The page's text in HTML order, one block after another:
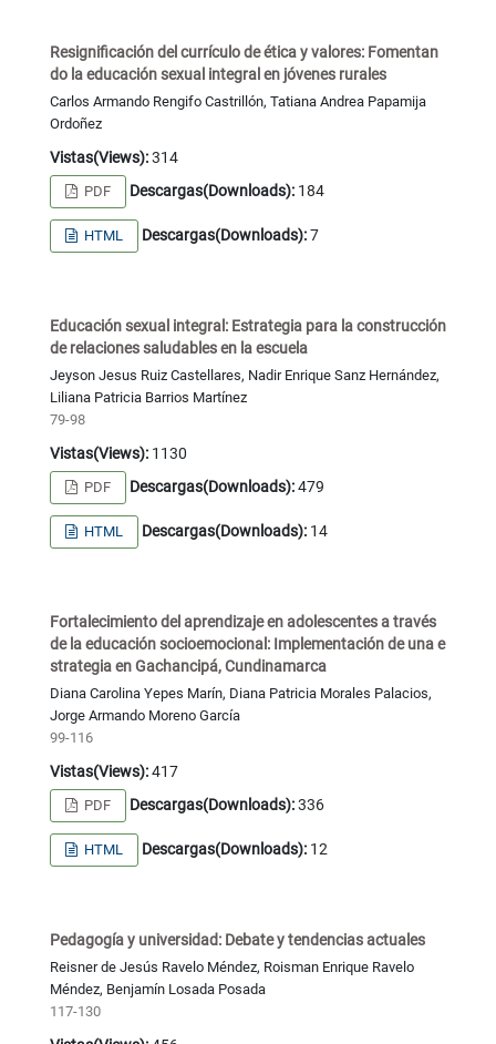
Resignificación del currículo de ética y valores: Fomentan
do la educación sexual integral en jóvenes rurales
Carlos Armando Rengifo Castrillón, Tatiana Andrea Papamija
Ordoñez
Vistas(Views):314
PDF Descargas(Downloads): 184
HTML Descargas(Downloads):7
Educación sexual integral: Estrategia para la construcción
de relaciones saludables en la escuela
Jeyson Jesus Ruiz Castellares, Nadir Enrique Sanz Hernández,
Liliana Patricia Barrios Martínez
79-98
Vistas(Views):1130
PDF Descargas(Downloads):479
HTML Descargas(Downloads): 14
Fortalecimiento del aprendizaje en adolescentes a través
de la educación socioemocional: Implementación de una e
strategia en Gachancipá, Cundinamarca
Diana Carolina Yepes Marín, Diana Patricia Morales Palacios,
Jorge Armando Moreno García
99-116
Vistas(Views):417
PDF Descargas(Downloads):336
HTML Descargas(Downloads): 12
Pedagogía y universidad: Debate y tendencias actuales
Reisner de Jesús Ravelo Méndez, Roisman Enrique Ravelo
Méndez, Benjamín Losada Posada
117-130